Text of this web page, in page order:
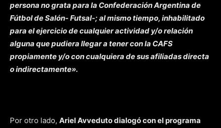
persona no grata para la Confederación Argentina de
Fútbol de Salón- Futsal-; al mismo tiempo, inhabilitado
para el ejercicio de cualquier actividad y/o relación
alguna que pudiera llegar a tener con la CAFS
propiamente y/o con cualquiera de sus afiliadas directa
o indirectamente».
Por otro lado, Ariel Avveduto dialogó con el programa